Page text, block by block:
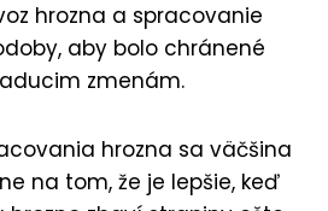
hrozna a spracovanie
aby bolo chránené
zmenám.
hrozna sa väčšina
na tom, že je lepšie, keď